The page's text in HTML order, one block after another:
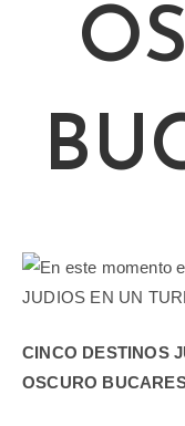
CINCO DESTINOS
OSCURO